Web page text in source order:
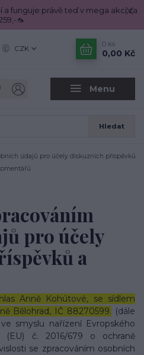
funguje právě teď v mega akci za
🦟
Menu
CZK
Hledat
0 ks
0,00 Kč
údajů pro účely diskuzních příspěvků
pro účely
a
Anně Kohútové, se sídlem
Bělohrad, IČ 88270599. (dále
smyslu nařízení Evropského
(EU) č. 2016/679 o ochraně
se zpracováním osobních